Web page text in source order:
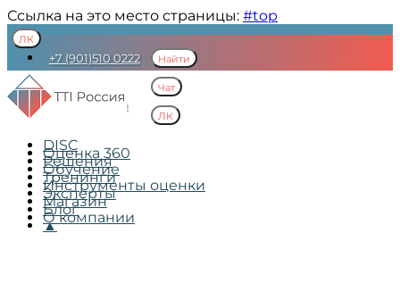
Ссылка на это место страницы: #top
ЛК
+7 (901)510 0222
Пресс-центр
Найти
Чат
ЛК
DISC
Оценка 360
Решения
Обучение
Тренинги
Инструменты оценки
Эксперты
Магазин
Блог
О компании
▲